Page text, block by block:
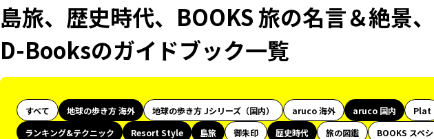
島旅、歴史時代、BOOKS 旅の名言＆絶景、
D-Booksのガイドブック一覧
すべて 地球の歩き方 海外 地球の歩き方 Jシリーズ（国内） aruco 海外 aruco 国内
Plat
ランキング&テクニック
Resort Style 島旅 御朱印 歴史時代 旅の図鑑
BOOKS スペ